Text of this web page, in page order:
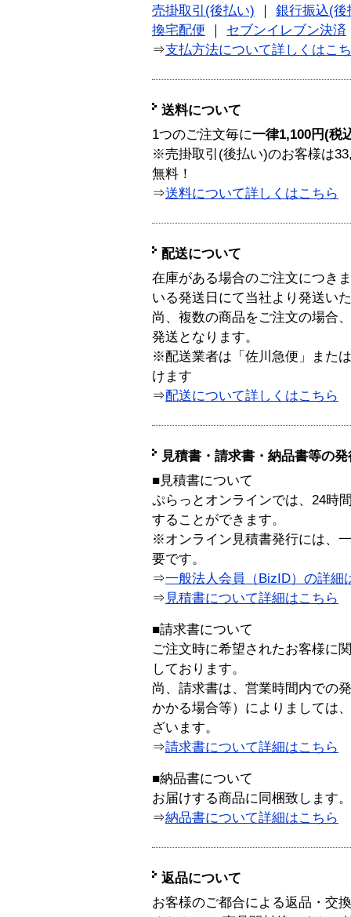
売掛取引(後払い)
銀行振込(後
換宅配便
セブンイレブン決済
⇒支払方法について詳しくはこ
送料について
1つのご注文毎に一律1,100円(税
※売掛取引(後払い)のお客様は
無料！
⇒送料について詳しくはこちら
配送について
在庫がある場合のご注文につき
いる発送日にて当社より発送い
尚、複数の商品をご注文の場合
発送となります。
※配送業者は「佐川急便」また
けます
⇒配送について詳しくはこちら
見積書・請求書・納品書等の
■見積書について
ぷらっとオンラインでは、24時
することができます。
※オンライン見積書発行には、
要です。
⇒一般法人会員（BizID）の詳細
⇒ 見積書について詳細はこちら
■請求書について
ご注文時に希望されたお客様に
しております。
尚、請求書は、営業時間内での
かかる場合等）によりましては
ざいます。
⇒請求書について詳細はこちら
■納品書について
お届けする商品に同梱致します。
⇒納品書について詳細はこちら
返品について
お客様のご都合による返品・交